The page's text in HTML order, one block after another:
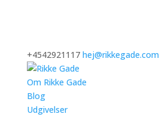
+4542921117 hej@rikkegade.com
Om Rikke Gade
Blog
Udgivelser